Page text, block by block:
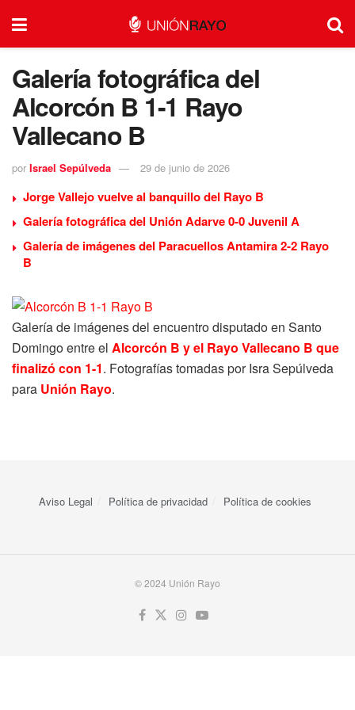
Galería fotográfica del
Alcorcón B 1-1 Rayo
Vallecano B
por Israel Sepúlveda 29 de junio de 2026
Jorge Vallejo vuelve al banquillo del Rayo B
Galería fotográfica del Unión Adarve 0-0 Juvenil A
Galería de imágenes del Paracuellos Antamira 2-2 Rayo
B
Galería de imágenes del encuentro disputado en Santo
Domingo entre el Alcorcón B y el Rayo Vallecano B que
finalizó con 1-1. Fotografías tomadas por Isra Sepúlveda
para Unión Rayo.
Aviso Legal Política de privacidad Política de cookies
© 2024 Unión Rayo